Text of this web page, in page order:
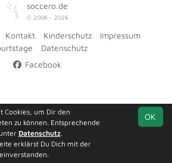
soccero.de
© 2006 - 2026
Kontakt Kinderschutz
Impressum
Datenschutz
Facebook
OK
Cookies, um Dir den
zu können. Entsprechende
Datenschutz.
erklärst Du Dich mit der